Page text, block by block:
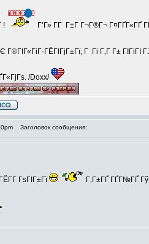
! Г’Г» Г­Г Г±Г Г¬Г®Г¬ Г¤ГҐГ«ГҐ
Г Гі Г‚Г Г±
/Doxx/
Заголовок сообщения:
ГѕГІГ±Гї Г‚Г±ГҐ ГҐГ№ГҐ